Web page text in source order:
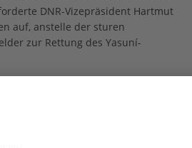
DNR-Vizepräsident Hartmut
auf, anstelle der sturen
zur Rettung des Yasuní-